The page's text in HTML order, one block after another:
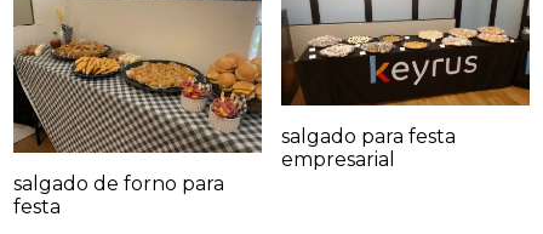
salgado de forno para
festa
salgado para festa
empresarial